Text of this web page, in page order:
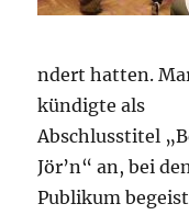
ndert hatten.
kündigte als
Abschlusstitel
Jör’n“ an, bei
Publikum